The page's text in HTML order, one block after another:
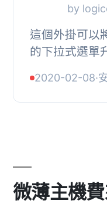
by
這個外掛可以
的下拉式選單
首頁 | 捐款 |
2020-02-08·
微薄主機